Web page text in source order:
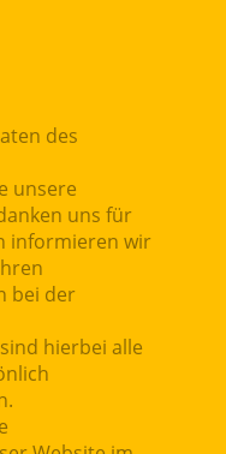
des
unsere
uns für
informieren wir
bei der
hierbei alle